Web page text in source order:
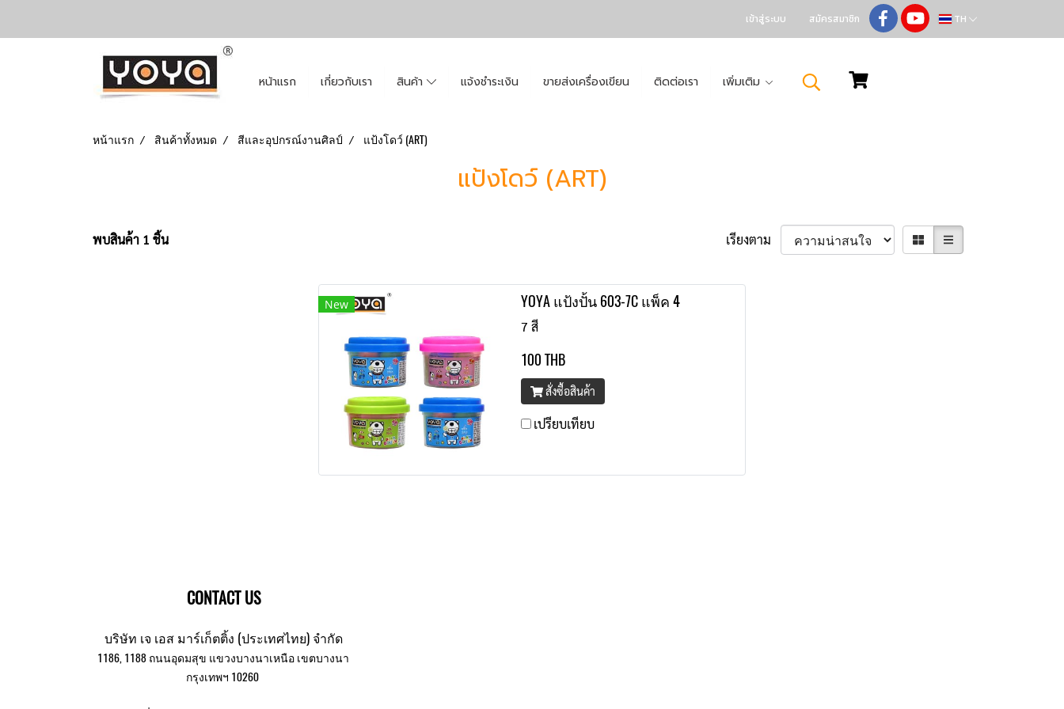
เข้าสู่ระบบ สมัครสมาชิก TH
หน้าแรก เกี่ยวกับเรา สินค้า แจ้งชำระเงิน ขายส่งเครื่องเขียน ติดต่อเรา เพิ่มเติม
หน้าแรก สินค้าทั้งหมด สีและอุปกรณ์งานศิลป์ แป้งโดว์ (ART)
แป้งโดว์ (ART)
พบสินค้า 1 ชิ้น เรียงตาม
New YOYA แป้งปั้น 603-7C แพ็ค 4
7 สี
100 THB
สั่งซื้อสินค้า
เปรียบเทียบ
CONTACT US
บริษัท เจ เอส มาร์เก็ตติ้ง (ประเทศไทย) จำกัด
1186, 1188 ถนนอุดมสุข แขวงบางนาเหนือ เขตบางนา
กรุงเทพฯ 10260